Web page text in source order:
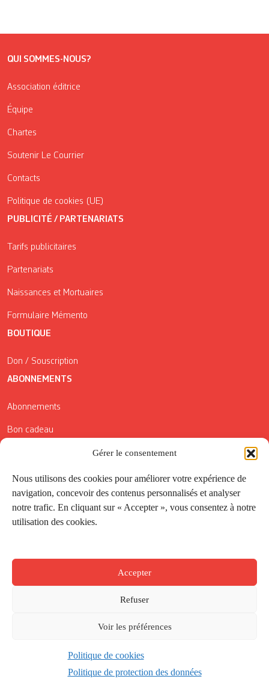
Gérer le consentement
Nous utilisons des cookies pour améliorer votre expérience de
navigation, concevoir des contenus personnalisés et analyser
notre trafic. En cliquant sur « Accepter », vous consentez à notre
utilisation des cookies.
Accepter
Refuser
Voir les préférences
Politique de cookies
Politique de protection des données
QUI SOMMES-NOUS?
Association éditrice
Équipe
Chartes
Soutenir Le Courrier
Contacts
Politique de cookies (UE)
PUBLICITÉ / PARTENARIATS
Tarifs publicitaires
Partenariats
Naissances et Mortuaires
Formulaire Mémento
BOUTIQUE
Don / Souscription
ABONNEMENTS
Abonnements
Bon cadeau
Conditions générales de vente
Réductions de la Carte Côté Courrier
Application